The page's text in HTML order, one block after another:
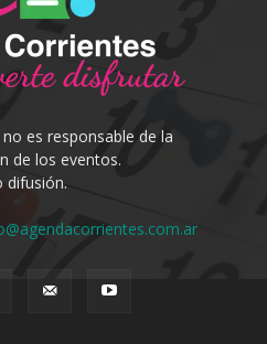
es responsable de la
de los eventos.
difusión.